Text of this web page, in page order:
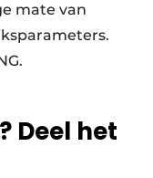
mate van
Deel het